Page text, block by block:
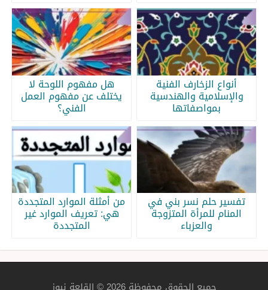
أنواع الزخارف الفنية
والإسلامية والهندسية
بمواصفاتها
هل مفهوم اللوحة لا
يختلف عن مفهوم العمل
الفني؟
تفسير حلم نسر بني في
المنام للمرأة المتزوجة
والعزباء
من أمثلة الموارد المتجددة
هي: تعريف الموارد غير
المتجددة